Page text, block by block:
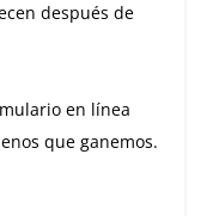
después de
en línea
que ganemos.